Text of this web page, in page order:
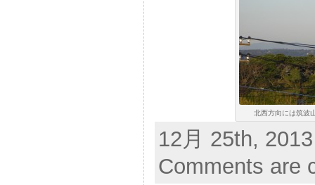
北西方向には筑波
12月 25th,
Comments are